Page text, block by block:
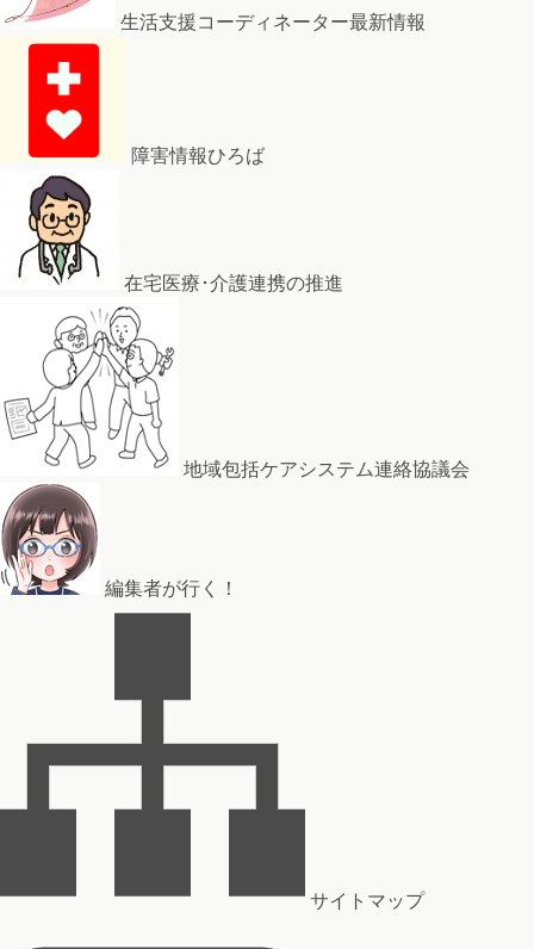
生活支援コーディネーター最新情報
障害情報ひろば
在宅医療･介護連携の推進
地域包括ケアシステム連絡協議会
編集者が行く！
サイトマップ